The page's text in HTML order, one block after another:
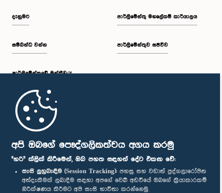
අපි ඔබගේ පෞද්ගලිකත්වය අගය කරමු
"හරි" ක්ලික් කිරීමෙන්, ඔබ පහත සඳහන් දේට එකඟ වේ:
සැසි ලුහුබැඳීම (Session Tracking): පහසු සහ වඩාත් පුද්ගලාරෝපිත
අත්දැකීමක් ලබාදීම සඳහා අපගේ වෙබ් අඩවියේ ඔබගේ ක්‍රියාකාරකම්
නිරීක්ෂණය කිරීමට අපි සැසි භාවිතා කරන්නෙමු.
දැනුමට
සම්බන්ධ වන්න
පාර්ලි‌මේන්තුවේ මන්ත්‍රීවරු
මුල් පිටුව
පාර්ලිමේන්තු මහලේකම් කාර්යාලය
පාර්ලිමේන්තුව සජීවීව
පාර්ලිමේන්තු ජංගම යෙදුම